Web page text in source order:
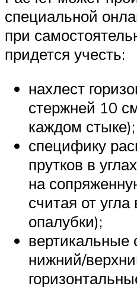
специальной
при
придется учесть:
нахлест
стержней 10
каждом стыке);
специфику
прутков в
на
считая от
опалубки);
вертикальные
нижний/